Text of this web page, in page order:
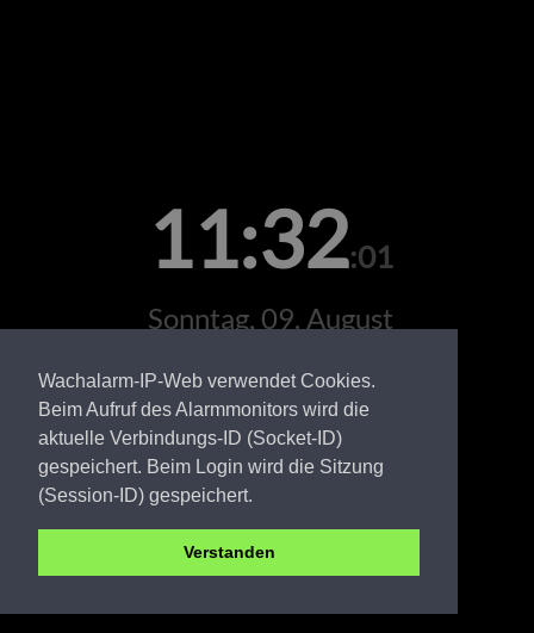
Wachalarm-IP-Web verwendet Cookies.
Beim Aufruf des Alarmmonitors wird die
aktuelle Verbindungs-ID (Socket-ID)
gespeichert. Beim Login wird die Sitzung
(Session-ID) gespeichert.
Verstanden
11:32:01
Sonntag, 09. August
PR FW Bad Wilsnack